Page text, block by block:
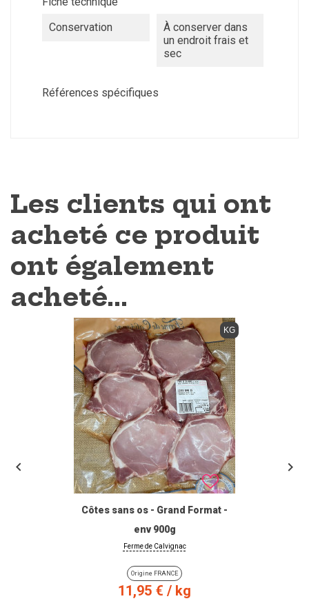
Conservation
À conserver dans
un endroit frais et
sec
Références spécifiques
Les clients qui ont
acheté ce produit
ont également
acheté...
KG
Côtes sans os - Grand Format -
env 900g
Ferme de Calvignac
Origine FRANCE
Prix
11,95 € / kg
 